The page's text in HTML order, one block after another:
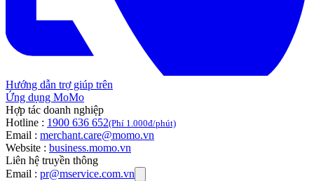
Hướng dẫn trợ giúp trên
Ứng dụng MoMo
Hợp tác doanh nghiệp
Hotline : 1900 636 652(Phí 1.000đ/phút)
Email : merchant.care@momo.vn
Website : business.momo.vn
Liên hệ truyền thông
Email : pr@mservice.com.vn